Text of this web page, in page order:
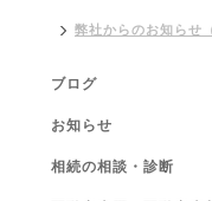
弊社からのお知らせ
ブログ
お知らせ
相続の相談・診断